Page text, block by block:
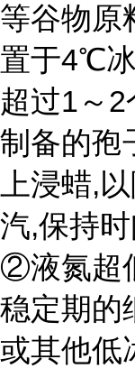
等谷物原
置于4℃
超过1～
制备的孢
上浸蜡,
汽,保持
②液氮超
稳定期的
或其他低